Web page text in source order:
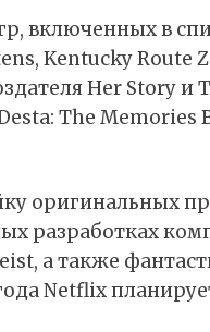
включенных в
Kentucky Route
Her Story
The
оригинальных
разработках
а также
Netflix